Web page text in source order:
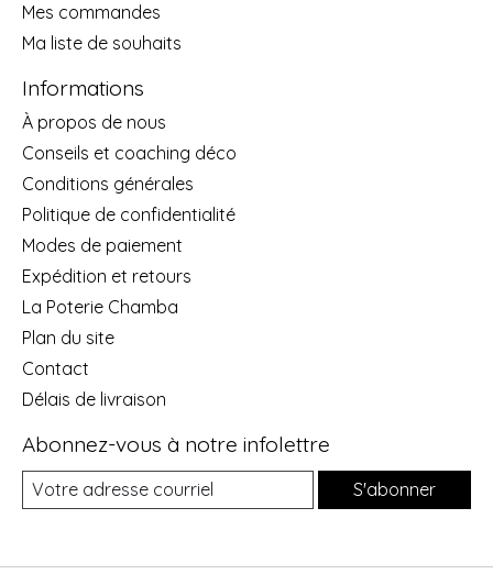
Mes commandes
Ma liste de souhaits
Informations
À propos de nous
Conseils et coaching déco
Conditions générales
Politique de confidentialité
Modes de paiement
Expédition et retours
La Poterie Chamba
Plan du site
Contact
Délais de livraison
Abonnez-vous à notre infolettre
S'abonner